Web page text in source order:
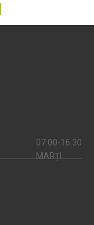
07:00-16:30
MARȚI